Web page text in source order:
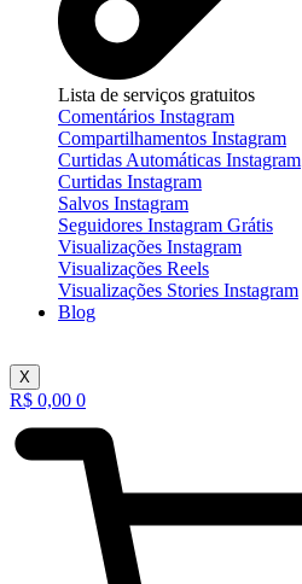
Lista de serviços gratuitos
Comentários Instagram
Compartilhamentos Instagram
Curtidas Automáticas Instagram
Curtidas Instagram
Salvos Instagram
Seguidores Instagram Grátis
Visualizações Instagram
Visualizações Reels
Visualizações Stories Instagram
Blog
X
R$ 0,00 0